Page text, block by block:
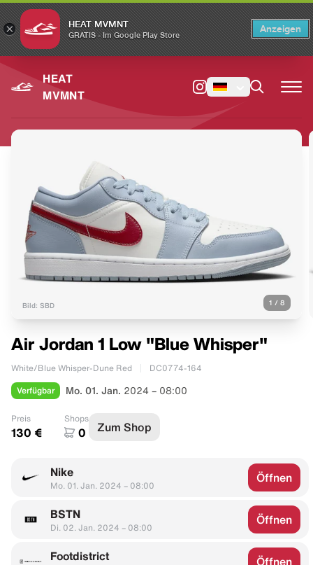
× HEAT MVMNT
GRATIS - Im Google Play Store
Anzeigen
HEAT
MVMNT
Bild: SBD 1 / 8
Air Jordan 1 Low "Blue Whisper"
White/Blue Whisper-Dune Red DC0774-164
Verfügbar Mo. 01. Jan. 2024 – 08:00
Preis
130 €
Shops
0 Zum Shop
Nike
Mo. 01. Jan. 2024 – 08:00
Öffnen
BSTN
Di. 02. Jan. 2024 – 08:00
Öffnen
Footdistrict Öffnen
Switch to the English version? Switch ×